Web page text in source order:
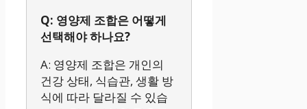
Q: 영양제 조합은 어떻게
선택해야 하나요?
A: 영양제 조합은 개인의
건강 상태, 식습관, 생활 방
식에 따라 달라질 수 있습